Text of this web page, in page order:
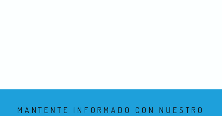
MANTENTE INFORMADO CON NUESTRO